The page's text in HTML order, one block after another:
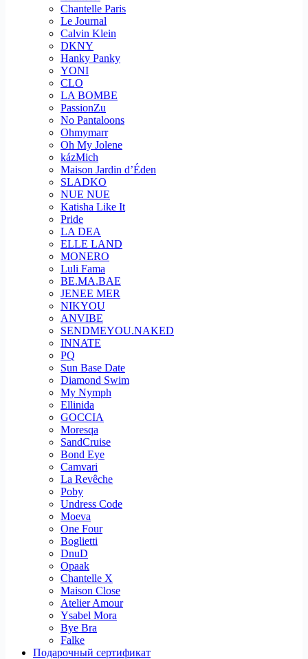
Chantelle Paris
Le Journal
Calvin Klein
DKNY
Hanky Panky
YONI
CLO
LA BOMBE
PassionZu
No Pantaloons
Ohmymarr
Oh My Jolene
kázMich
Maison Jardin d’Éden
SLADKO
NUE NUE
Katisha Like It
Pride
LA DEA
ELLE LAND
MONERO
Luli Fama
BE.MA.BAE
JENEE MER
NIKYOU
ANVIBE
SENDMEYOU.NAKED
INNATE
PQ
Sun Base Date
Diamond Swim
My Nymph
Ellinida
GOCCIA
Moresqa
SandCruise
Bond Eye
Camvari
La Revêche
Poby
Undress Code
Moeva
One Four
Boglietti
DnuD
Opaak
Chantelle X
Maison Close
Atelier Amour
Ysabel Mora
Bye Bra
Falke
Подарочный сертификат